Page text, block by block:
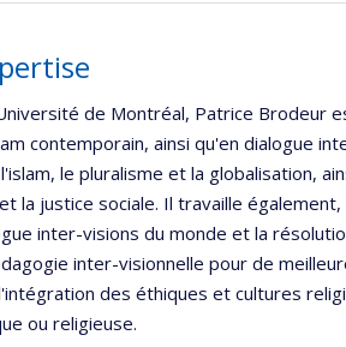
de Montréal, Patrice Brodeur
contemporain, ainsi qu'en dialogue
le pluralisme et la globalisation,
la justice sociale. Il travaille
inter-visions du monde et la
inter-visionnelle pour de
des éthiques et cultures
ou religieuse.